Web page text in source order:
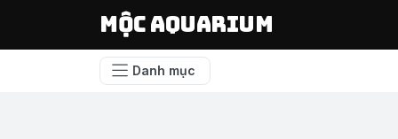
Mộc Aquarium
Danh mục